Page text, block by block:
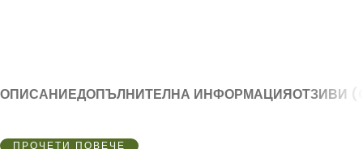
ОПИСАНИЕДОПЪЛНИТЕЛНА ИНФОРМАЦИЯОТЗИВИ
ПРОЧЕТИ ПОВЕЧЕ